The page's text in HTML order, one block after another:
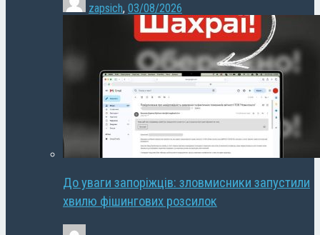
zapsich, 03/08/2026
До уваги запоріжців: зловмисники запустили
хвилю фішингових розсилок